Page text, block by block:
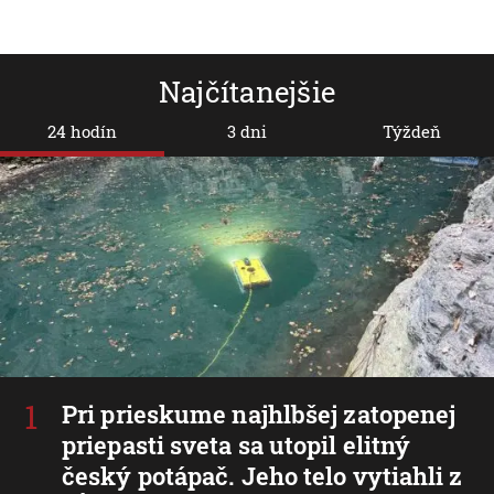
Najčítanejšie
24 hodín
Pri prieskume najhlbšej zatopenej
priepasti sveta sa utopil elitný
český potápač. Jeho telo vytiahli z
3 dni Týždeň